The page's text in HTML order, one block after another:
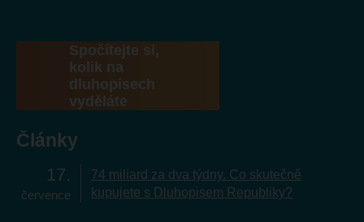
Spočítejte si,
kolik na
dluhopisech
vyděláte
Články
17
července
74 miliard za dva týdny. Co skutečně
kupujete s Dluhopisem Republiky?